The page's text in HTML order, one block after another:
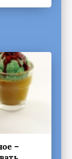
–